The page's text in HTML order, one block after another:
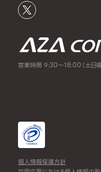
営業時間 9:30～18:00（土日曜
個人情報保護方針